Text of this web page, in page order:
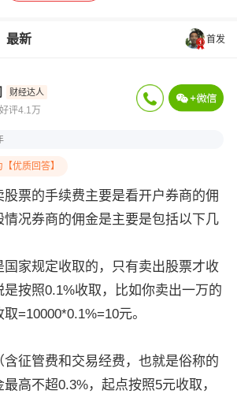
最新 首发
财经达人
好评4.1万
优质回答】
票的手续费主要是看开户券商的佣
况券商的佣金是主要是包括以下几
国家规定收取的，只有卖出股票才收
按照0.1%收取，比如你卖出一万的
=10000*0.1%=10元。
含征管费和交易经费，也就是俗称的
高不超0.3%，起点按照5元收取，